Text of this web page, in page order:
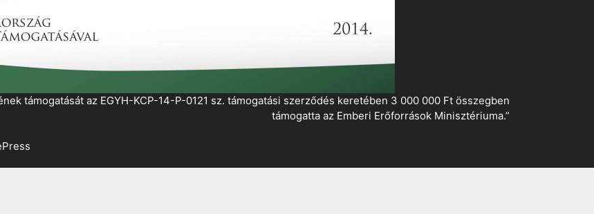
támogatását az EGYH-KCP-14-P-0121 sz. támogatási szerződés keretében 3 000 000 Ft összegben
támogatta az Emberi Erőforrások Minisztériuma.”